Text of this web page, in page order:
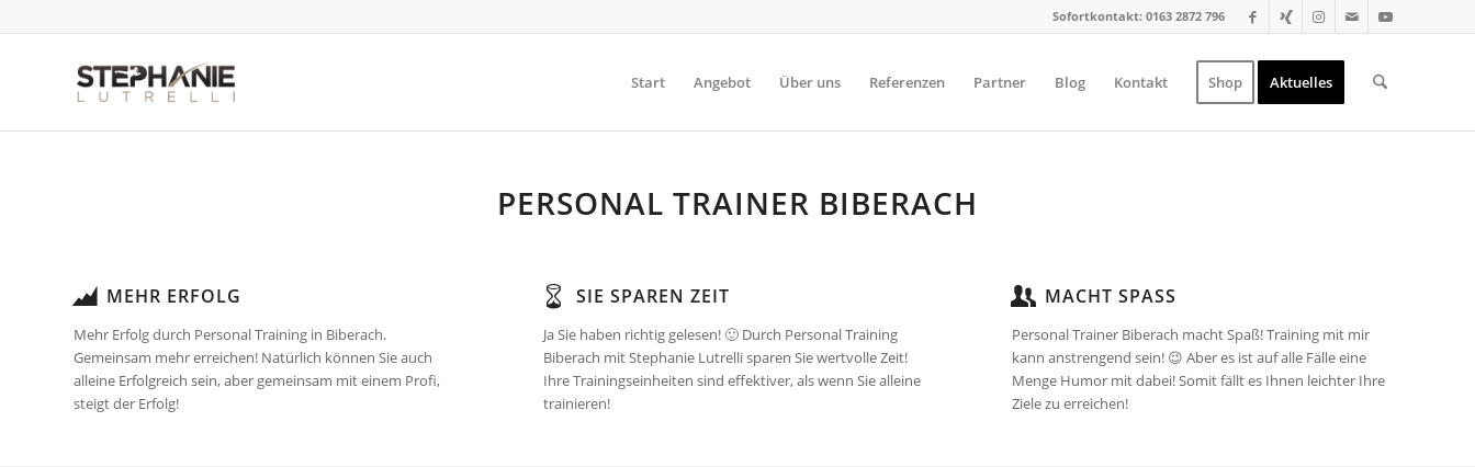
Sofortkontakt: 0163 2872 796
Start Angebot Über uns Referenzen Partner Blog Kontakt Shop Aktuelles
PERSONAL TRAINER BIBERACH
MEHR ERFOLG
Mehr Erfolg durch Personal Training in Biberach.
Gemeinsam mehr erreichen! Natürlich können Sie auch
alleine Erfolgreich sein, aber gemeinsam mit einem Profi,
steigt der Erfolg!
SIE SPAREN ZEIT
Ja Sie haben richtig gelesen! 🙂 Durch Personal Training
Biberach mit Stephanie Lutrelli sparen Sie wertvolle Zeit!
Ihre Trainingseinheiten sind effektiver, als wenn Sie alleine
trainieren!
MACHT SPASS
Personal Trainer Biberach macht Spaß! Training mit mir
kann anstrengend sein! 😉 Aber es ist auf alle Fälle eine
Menge Humor mit dabei! Somit fällt es Ihnen leichter Ihre
Ziele zu erreichen!